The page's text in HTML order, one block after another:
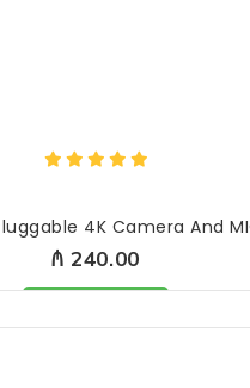
4K Camera And
₼ 240.00
Məhsul mövcuddur